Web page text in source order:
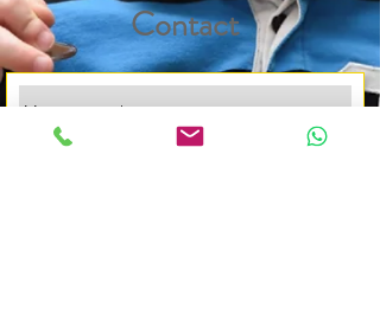
Contact